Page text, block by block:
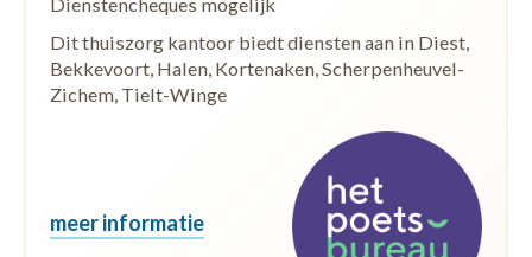
Dit thuiszorg kantoor biedt diensten aan in Diest,
Bekkevoort, Halen, Kortenaken, Scherpenheuvel-
Zichem, Tielt-Winge
meer informatie